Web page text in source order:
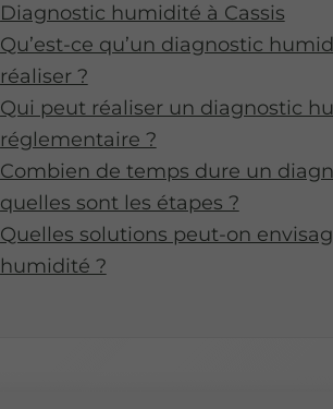
Diagnostic humidité à Cassis
Qu’est-ce qu’un diagnostic
réaliser ?
Qui peut réaliser un diagnostic
réglementaire ?
Combien de temps dure un
quelles sont les étapes ?
Quelles solutions peut-on
humidité ?